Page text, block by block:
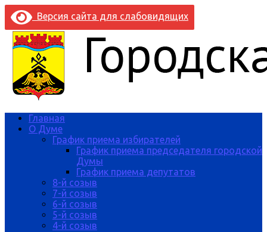
Версия сайта для слабовидящих
Главная
О Думе
График приема избирателей
График приема председателя городской
Думы
График приема депутатов
8-й созыв
7-й созыв
6-й созыв
5-й созыв
4-й созыв